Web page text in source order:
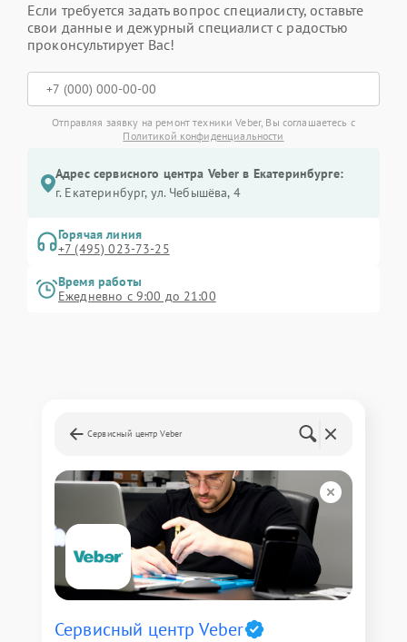
Если требуется задать вопрос специалисту, оставьте
свои данные и дежурный специалист с радостью
проконсультирует Вас!
Отправляя заявку на ремонт техники Veber, Вы соглашаетесь с
Политикой конфиденциальности
Адрес сервисного центра Veber в Екатеринбурге:
г. Екатеринбург, ул. Чебышёва, 4
Горячая линия
+7 (495) 023-73-25
Время работы
Ежедневно с 9:00 до 21:00
Сервисный центр Veber
Сервисный центр Veber